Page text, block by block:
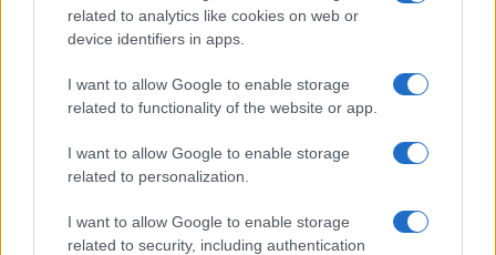
related to analytics like cookies on web or
device identifiers in apps.
I want to allow Google to enable storage
related to functionality of the website or app.
I want to allow Google to enable storage
related to personalization.
I want to allow Google to enable storage
related to security, including authentication
JDB
(KPK ETH PRIME)
SyBTC
(SYBTC)
$85,763.00